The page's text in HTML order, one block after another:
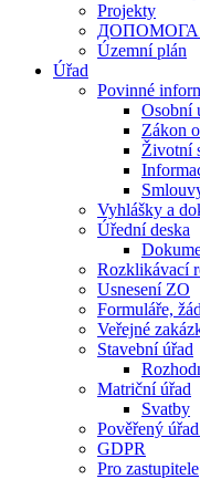
Projekty
ДОПОМОГА
Územní plán
Úřad
Povinné
Osobní
Zákon
Životní
Vyhlášky a
Úřední deska
Rozklikávací
Usnesení ZO
Formuláře,
Veřejné
Stavební úřad
Matriční úřad
Svatby
Pověřený
GDPR
Pro zastupitele